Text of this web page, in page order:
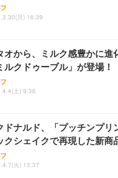
月) 16:39
オから、ミルク感豊かに進
ルクドゥーブル」が登場！
土) 9:36
ドナルド、「プッチンプリ
クシェイクで再現した新商
火) 13:37